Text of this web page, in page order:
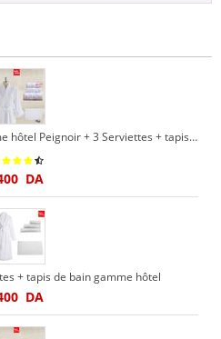
Pack 5 pièces 100% coton gamme hôtel Peignoir + 3 Serviettes + tapis de bain
DA
+ tapis de bain gamme hôtel
DA